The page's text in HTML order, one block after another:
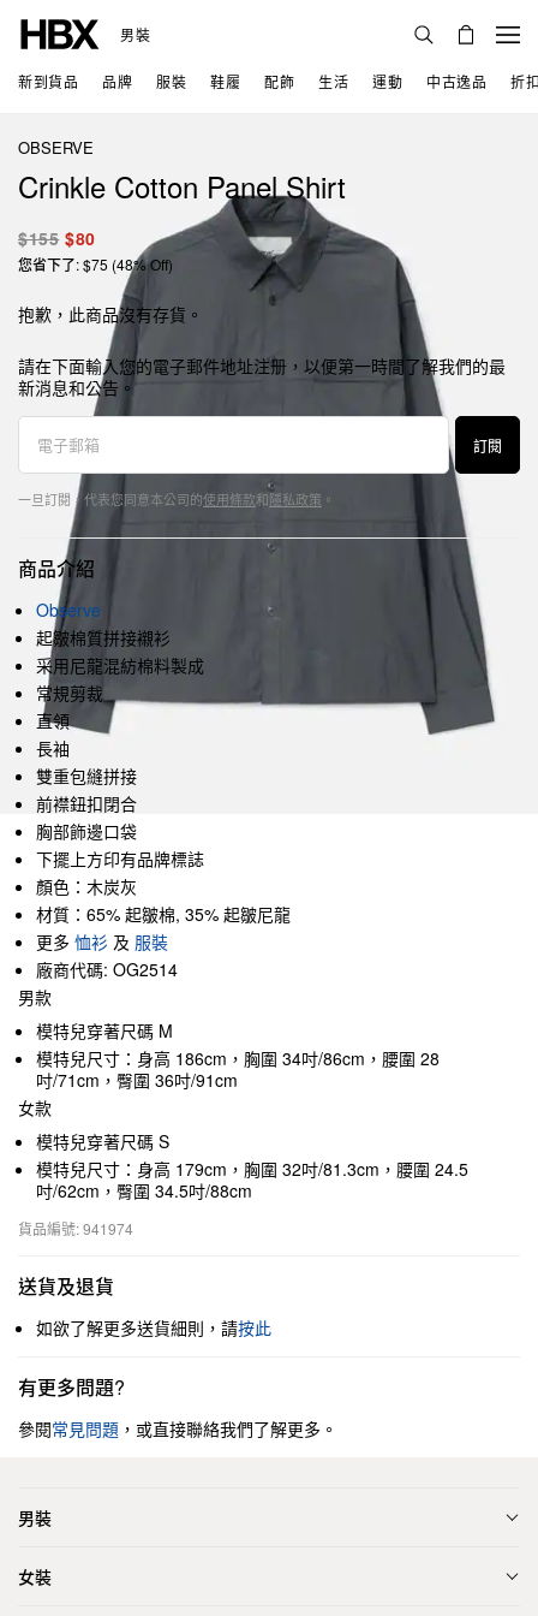
男裝
新到貨品 品牌 服裝 鞋履 配飾 生活 運動 中古逸品 折
OBSERVE
Crinkle Cotton Panel Shirt
$155 $80
您省下了: $75 (48% Off)
抱歉，此商品沒有存貨。
請在下面輸入您的電子郵件地址注册，以便第一時間了解我們的最
新消息和公告。
訂閱
一旦訂閱，代表您同意本公司的使用條款和隱私政策 。
商品介紹
Observe
起皺棉質拼接襯衫
采用尼龍混紡棉料製成
常規剪裁
直領
長袖
雙重包縫拼接
前襟鈕扣閉合
胸部飾邊口袋
下擺上方印有品牌標誌
顏色：木炭灰
材質：65% 起皺棉, 35% 起皺尼龍
更多 恤衫 及 服裝
廠商代碼: OG2514
男款
模特兒穿著尺碼 M
模特兒尺寸：身高 186cm，胸圍 34吋/86cm，腰圍 28
吋/71cm，臀圍 36吋/91cm
女款
模特兒穿著尺碼 S
模特兒尺寸：身高 179cm，胸圍 32吋/81.3cm，腰圍 24.5
吋/62cm，臀圍 34.5吋/88cm
貨品編號: 941974
送貨及退貨
如欲了解更多送貨細則，請按此
有更多問題?
參閱常見問題 ，或直接聯絡我們了解更多。
男裝
女裝